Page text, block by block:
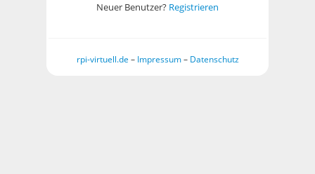
Neuer Benutzer? Registrieren
rpi-virtuell.de – Impressum – Datenschutz